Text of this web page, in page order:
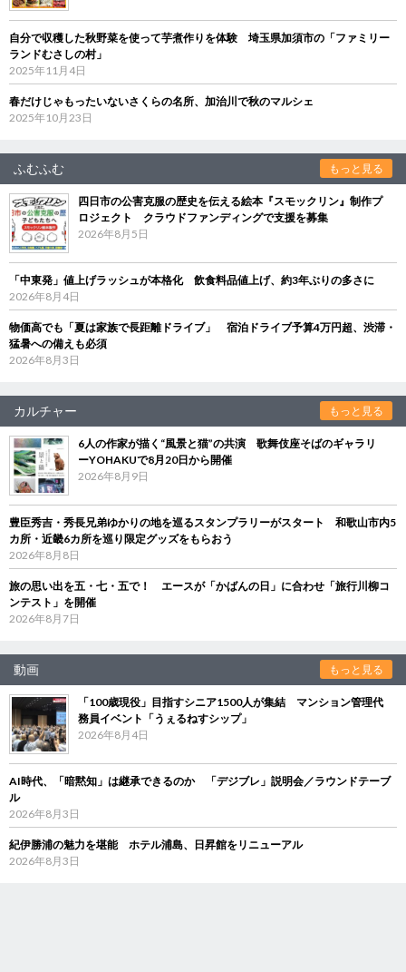
自分で収穫した秋野菜を使って芋煮作りを体験 埼玉県加須市の「ファミリー
ランドむさしの村」
2025年11月4日
春だけじゃもったいないさくらの名所、加治川で秋のマルシェ
2025年10月23日
ふむふむ もっと見る
四日市の公害克服の歴史を伝える絵本『スモックリン』制作プ
ロジェクト クラウドファンディングで支援を募集
2026年8月5日
「中東発」値上げラッシュが本格化 飲食料品値上げ、約3年ぶりの多さに
2026年8月4日
物価高でも「夏は家族で長距離ドライブ」 宿泊ドライブ予算4万円超、渋滞・
猛暑への備えも必須
2026年8月3日
カルチャー もっと見る
6人の作家が描く“風景と猫”の共演 歌舞伎座そばのギャラリ
ーYOHAKUで8月20日から開催
2026年8月9日
豊臣秀吉・秀長兄弟ゆかりの地を巡るスタンプラリーがスタート 和歌山市内5
カ所・近畿6カ所を巡り限定グッズをもらおう
2026年8月8日
旅の思い出を五・七・五で！ エースが「かばんの日」に合わせ「旅行川柳コ
ンテスト」を開催
2026年8月7日
動画 もっと見る
「100歳現役」目指すシニア1500人が集結 マンション管理代
務員イベント「うぇるねすシップ」
2026年8月4日
AI時代、「暗黙知」は継承できるのか 「デジブレ」説明会／ラウンドテーブ
ル
2026年8月3日
紀伊勝浦の魅力を堪能 ホテル浦島、日昇館をリニューアル
2026年8月3日